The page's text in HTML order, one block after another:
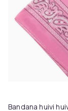
Bandana huivi